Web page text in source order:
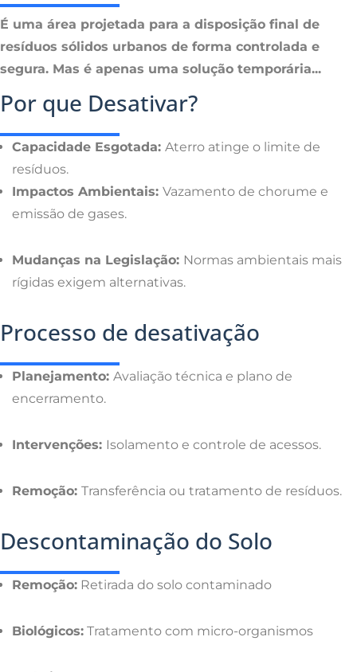
É uma área projetada para a disposição final de
resíduos sólidos urbanos de forma controlada e
segura. Mas é apenas uma solução temporária...
Por que Desativar?
Capacidade Esgotada: Aterro atinge o limite de
resíduos.
Impactos Ambientais: Vazamento de chorume e
emissão de gases.
Mudanças na Legislação: Normas ambientais mais
rígidas exigem alternativas.
Processo de desativação
Planejamento: Avaliação técnica e plano de
encerramento.
Intervenções: Isolamento e controle de acessos.
Remoção: Transferência ou tratamento de resíduos.
Descontaminação do Solo
Remoção: Retirada do solo contaminado
Biológicos: Tratamento com micro-organismos